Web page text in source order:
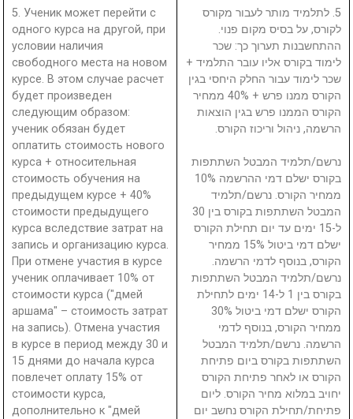
5. Ученик может перейти с
одного курса на другой, при
условии наличия
свободного места на новом
курсе. В этом случае расчет
будет произведен
следующим образом:
ученик обязан будет
оплатить стоимость нового
курса + относительная
стоимость обучения на
предыдущем курсе + 40%
стоимости предыдущего
курса вследствие затрат на
запись и организацию курса.
При отмене участия в курсе
ученик оплачивает 10% от
стоимости курса ("дмей
аршама" – стоимость затрат
на запись). Отмена участия
в курсе в период между 30 и
15 днями до начала курса
повлечет оплату 15% от
стоимости курса,
дополнительно к "дмей
5. לתלמיד מותר לעבור מקורס
לקורס, על בסיס מקום פנוי.
ההתחשבנות תערוך כך: שכר
לימוד בקורס אליו עובר התלמיד +
שכר לימוד עבור החלק היחסי בגין
הקורס ממנו פרש + 40% ממחיר
הקורס הממנו פרש בגין הוצאות
הרשמה, ניהול וריכוז הקורס.
נרשם/תלמיד המבטל השתתפות
בקורס ישלם דמי ההרשמה 10%
ממחיר הקורס. נרשם/תלמיד
המבטל השתתפות בקורס בין 30
ל-15 ימים עד יום תחילת הקורס
ישלם דמי ביטול 15% ממחיר
הקורס, בנוסף לדמי הרשמה.
נרשם/תלמיד המבטל השתתפות
בקורס בין 1 ל-14 ימים לתחילת
הקורס ישלם דמי ביטול 30%
ממחיר הקורס, בנוסף לדמי
הרשמה. נרשם/תלמיד המבטל
השתתפות בקורס ביום פתיחת
הקורס או לאחר פתיחת הקורס
יחויב במלוא מחיר הקורס. ליום
פתיחת/תחילת הקורס נחשב יום